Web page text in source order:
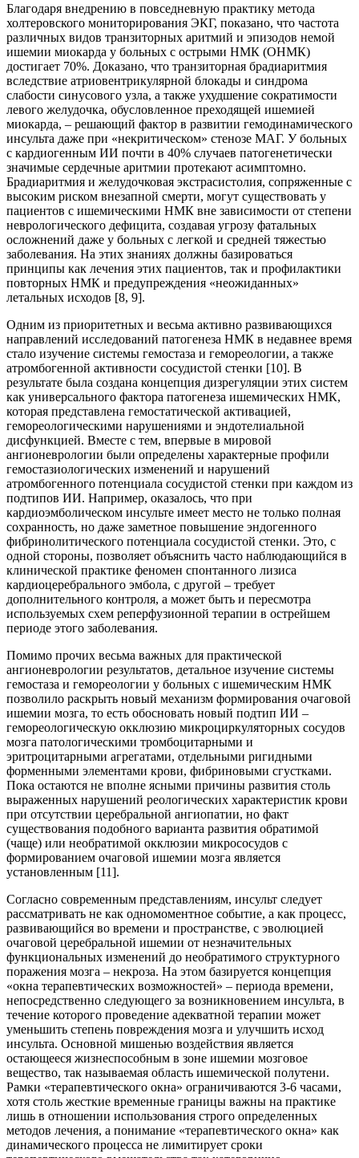
Благодаря внедрению в повседневную практику метода
холтеровского мониторирования ЭКГ, показано, что частота
различных видов транзиторных аритмий и эпизодов немой
ишемии миокарда у больных с острыми НМК (ОНМК)
достигает 70%. Доказано, что транзиторная брадиаритмия
вследствие атриовентрикулярной блокады и синдрома
слабости синусового узла, а также ухудшение сократимости
левого желудочка, обусловленное преходящей ишемией
миокарда, – решающий фактор в развитии гемодинамического
инсульта даже при «некритическом» стенозе МАГ. У больных
с кардиогенным ИИ почти в 40% случаев патогенетически
значимые сердечные аритмии протекают асимптомно.
Брадиаритмия и желудочковая экстрасистолия, сопряженные с
высоким риском внезапной смерти, могут существовать у
пациентов с ишемическими НМК вне зависимости от степени
неврологического дефицита, создавая угрозу фатальных
осложнений даже у больных с легкой и средней тяжестью
заболевания. На этих знаниях должны базироваться
принципы как лечения этих пациентов, так и профилактики
повторных НМК и предупреждения «неожиданных»
летальных исходов [8, 9].
Одним из приоритетных и весьма активно развивающихся
направлений исследований патогенеза НМК в недавнее время
стало изучение системы гемостаза и гемореологии, а также
атромбогенной активности сосудистой стенки [10]. В
результате была создана концепция дизрегуляции этих систем
как универсального фактора патогенеза ишемических НМК,
которая представлена гемостатической активацией,
гемореологическими нарушениями и эндотелиальной
дисфункцией. Вместе с тем, впервые в мировой
ангионеврологии были определены характерные профили
гемостазиологических изменений и нарушений
атромбогенного потенциала сосудистой стенки при каждом из
подтипов ИИ. Например, оказалось, что при
кардиоэмболическом инсульте имеет место не только полная
сохранность, но даже заметное повышение эндогенного
фибринолитического потенциала сосудистой стенки. Это, с
одной стороны, позволяет объяснить часто наблюдающийся в
клинической практике феномен спонтанного лизиса
кардиоцеребрального эмбола, с другой – требует
дополнительного контроля, а может быть и пересмотра
используемых схем реперфузионной терапии в острейшем
периоде этого заболевания.
Помимо прочих весьма важных для практической
ангионеврологии результатов, детальное изучение системы
гемостаза и гемореологии у больных с ишемическим НМК
позволило раскрыть новый механизм формирования очаговой
ишемии мозга, то есть обосновать новый подтип ИИ –
гемореологическую окклюзию микроциркуляторных сосудов
мозга патологическими тромбоцитарными и
эритроцитарными агрегатами, отдельными ригидными
форменными элементами крови, фибриновыми сгустками.
Пока остаются не вполне ясными причины развития столь
выраженных нарушений реологических характеристик крови
при отсутствии церебральной ангиопатии, но факт
существования подобного варианта развития обратимой
(чаще) или необратимой окклюзии микрососудов с
формированием очаговой ишемии мозга является
установленным [11].
Согласно современным представлениям, инсульт следует
рассматривать не как одномоментное событие, а как процесс,
развивающийся во времени и пространстве, с эволюцией
очаговой церебральной ишемии от незначительных
функциональных изменений до необратимого структурного
поражения мозга – некроза. На этом базируется концепция
«окна терапевтических возможностей» – периода времени,
непосредственно следующего за возникновением инсульта, в
течение которого проведение адекватной терапии может
уменьшить степень повреждения мозга и улучшить исход
инсульта. Основной мишенью воздействия является
остающееся жизнеспособным в зоне ишемии мозговое
вещество, так называемая область ишемической полутени.
Рамки «терапевтического окна» ограничиваются 3-6 часами,
хотя столь жесткие временные границы важны на практике
лишь в отношении использования строго определенных
методов лечения, а понимание «терапевтического окна» как
динамического процесса не лимитирует сроки